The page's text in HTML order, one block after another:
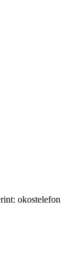
okostelefon